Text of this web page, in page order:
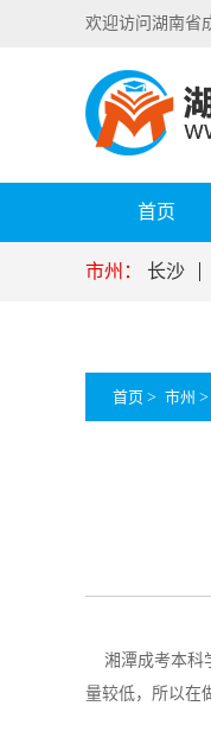
欢迎访问湖南省
首页
市州： 长沙
首页 > 市州 >
湘潭成考本科
量较低，所以在